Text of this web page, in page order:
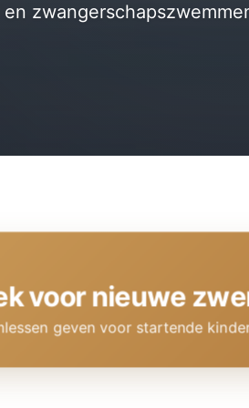
voor nieuwe
geven voor startende